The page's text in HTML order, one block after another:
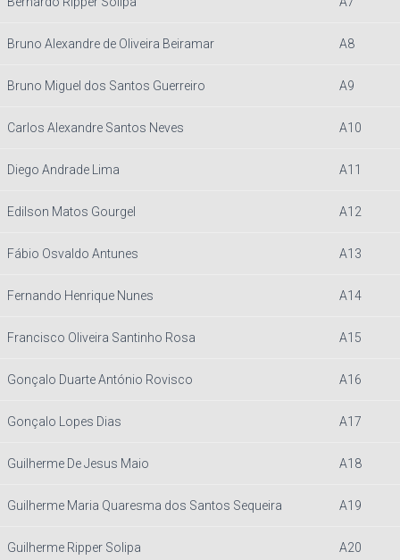
Bruno Alexandre de Oliveira Beiramar A8
Bruno Miguel dos Santos Guerreiro A9
Carlos Alexandre Santos Neves A10
Diego Andrade Lima A11
Edilson Matos Gourgel A12
Fábio Osvaldo Antunes A13
Fernando Henrique Nunes A14
Francisco Oliveira Santinho Rosa A15
Gonçalo Duarte António Rovisco A16
Gonçalo Lopes Dias A17
Guilherme De Jesus Maio A18
Guilherme Maria Quaresma dos Santos Sequeira A19
Guilherme Ripper Solipa A20